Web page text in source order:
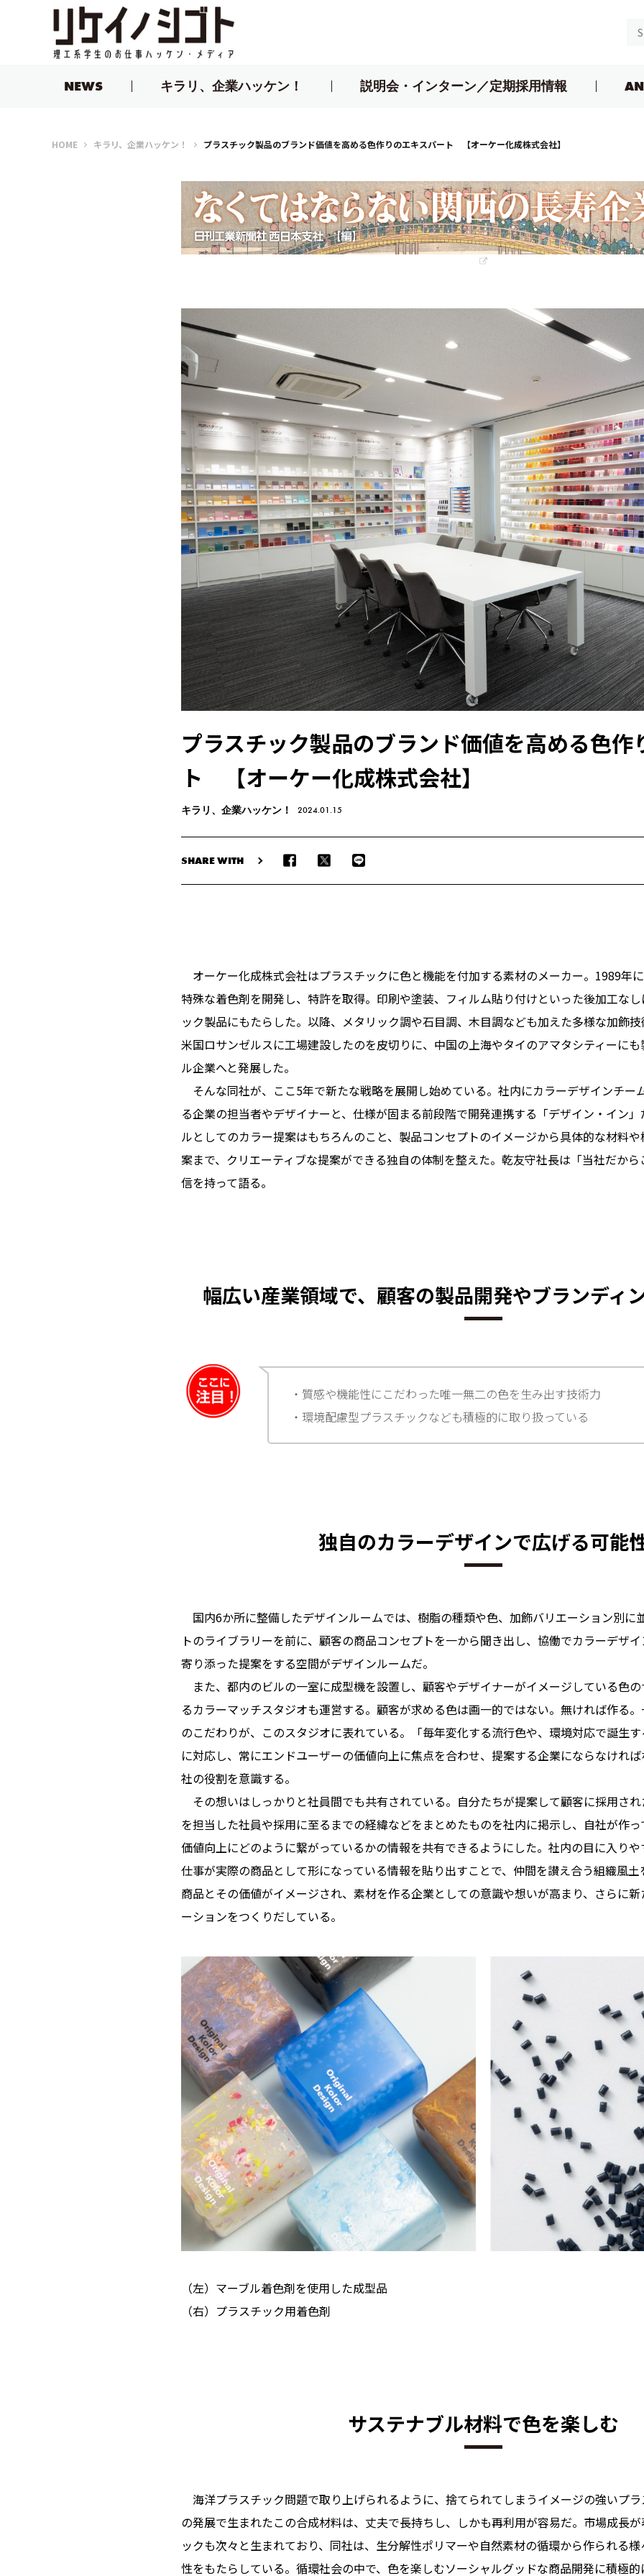
NEWS キラリ、企業ハッケン！ 説明会・インターン／定期採用情報
HOMEリケイノシゴト
キラリ、企業ハッケン！ プラスチック製品のブランド価値を高める色作りのエキスパート 【オーケー化成株式会社】
プラスチック製品のブランド価値を高める色作
ト 【オーケー化成株式会社】
キラリ、企業ハッケン！ 2024.01.15
SHARE WITH
オーケー化成株式会社はプラスチックに色と機能を付加する素材のメーカー。1989年
特殊な着色剤を開発し、特許を取得。印刷や塗装、フィルム貼り付けといった後加工な
ック製品にもたらした。以降、メタリック調や石目調、木目調なども加えた多様な加飾
米国ロサンゼルスに工場建設したのを皮切りに、中国の上海やタイのアマタシティーに
ル企業へと発展した。
そんな同社が、ここ5年で新たな戦略を展開し始めている。社内にカラーデザインチー
る企業の担当者やデザイナーと、仕様が固まる前段階で開発連携する「デザイン・イン
ルとしてのカラー提案はもちろんのこと、製品コンセプトのイメージから具体的な材料
案まで、クリエーティブな提案ができる独自の体制を整えた。乾友守社長は「当社だか
信を持って語る。
幅広い産業領域で、顧客の製品開発やブランディ
・質感や機能性にこだわった唯一無二の色を生み出す技術力
・環境配慮型プラスチックなども積極的に取り扱っている
独自のカラーデザインで広げる可能
国内6か所に整備したデザインルームでは、樹脂の種類や色、加飾バリエーション別に
トのライブラリーを前に、顧客の商品コンセプトを一から聞き出し、協働でカラーデザ
寄り添った提案をする空間がデザインルームだ。
また、都内のビルの一室に成型機を設置し、顧客やデザイナーがイメージしている色
るカラーマッチスタジオも運営する。顧客が求める色は画一的ではない。無ければ作る
のこだわりが、このスタジオに表れている。「毎年変化する流行色や、環境対応で誕生
に対応し、常にエンドユーザーの価値向上に焦点を合わせ、提案する企業にならなけれ
社の役割を意識する。
その想いはしっかりと社員間でも共有されている。自分たちが提案して顧客に採用さ
を担当した社員や採用に至るまでの経緯などをまとめたものを社内に掲示し、自社が作
価値向上にどのように繋がっているかの情報を共有できるようにした。社内の目に入り
仕事が実際の商品として形になっている情報を貼り出すことで、仲間を讃え合う組織風
商品とその価値がイメージされ、素材を作る企業としての意識や想いが高まり、さらに
ーションをつくりだしている。
（左）マーブル着色剤を使用した成型品
（右）プラスチック用着色剤
サステナブル材料で色を楽しむ
海洋プラスチック問題で取り上げられるように、捨てられてしまうイメージの強いプ
の発展で生まれたこの合成材料は、丈夫で長持ちし、しかも再利用が容易だ。市場成長
ックも次々と生まれており、同社は、生分解性ポリマーや自然素材の循環から作られる
性をもたらしている。循環社会の中で、色を楽しむソーシャルグッドな商品開発に積極的